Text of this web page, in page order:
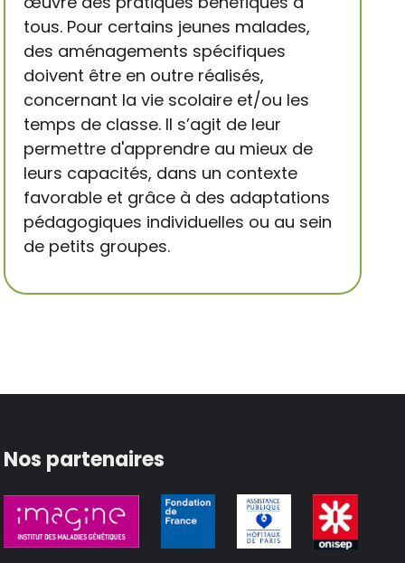
tous. Pour certains jeunes malades,
des aménagements spécifiques
doivent être en outre réalisés,
concernant la vie scolaire et/ou les
temps de classe. Il s’agit de leur
permettre d'apprendre au mieux de
leurs capacités, dans un contexte
favorable et grâce à des adaptations
pédagogiques individuelles ou au sein
de petits groupes.
Nos partenaires